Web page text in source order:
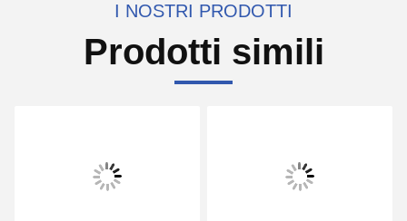
I NOSTRI PRODOTTI
Prodotti simili